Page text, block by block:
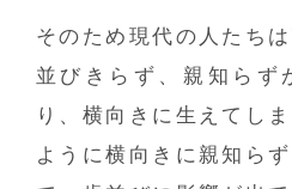
そのため現代の人たち
並びきらず、親知らず
り、横向きに生えてし
ように横向きに親知ら